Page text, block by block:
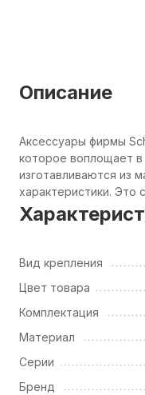
Описание
Аксессуары фирмы
которое воплощает в
изготавливаются из
характеристики. Это
Вид крепления
Цвет товара
Комплектация
Материал
Серии
Бренд